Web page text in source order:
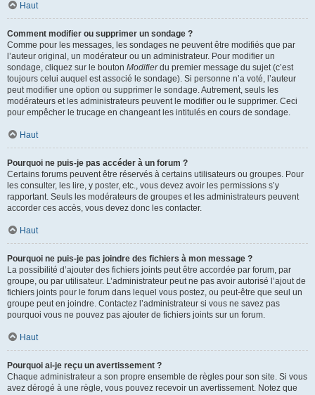
Haut
Comment modifier ou supprimer un sondage ?
Comme pour les messages, les sondages ne peuvent être modifiés que par
l’auteur original, un modérateur ou un administrateur. Pour modifier un
sondage, cliquez sur le bouton Modifierdu premier message du sujet (c’est
toujours celui auquel est associé le sondage). Si personne n’a voté, l’auteur
peut modifier une option ou supprimer le sondage. Autrement, seuls les
modérateurs et les administrateurs peuvent le modifier ou le supprimer. Ceci
pour empêcher le trucage en changeant les intitulés en cours de sondage.
Haut
Pourquoi ne puis-je pas accéder à un forum ?
Certains forums peuvent être réservés à certains utilisateurs ou groupes. Pour
les consulter, les lire, y poster, etc., vous devez avoir les permissions s’y
rapportant. Seuls les modérateurs de groupes et les administrateurs peuvent
accorder ces accès, vous devez donc les contacter.
Haut
Pourquoi ne puis-je pas joindre des fichiers à mon message ?
La possibilité d’ajouter des fichiers joints peut être accordée par forum, par
groupe, ou par utilisateur. L’administrateur peut ne pas avoir autorisé l’ajout de
fichiers joints pour le forum dans lequel vous postez, ou peut-être que seul un
groupe peut en joindre. Contactez l’administrateur si vous ne savez pas
pourquoi vous ne pouvez pas ajouter de fichiers joints sur un forum.
Haut
Pourquoi ai-je reçu un avertissement ?
Chaque administrateur a son propre ensemble de règles pour son site. Si vous
avez dérogé à une règle, vous pouvez recevoir un avertissement. Notez que